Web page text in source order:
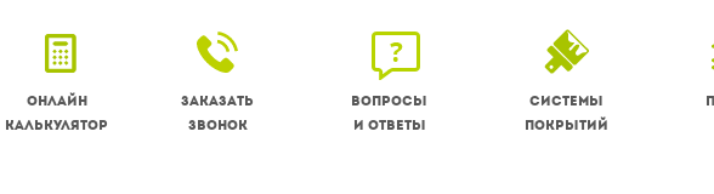
Онлайн
калькулятор
Заказать
звонок
Вопросы
и ответы
Системы
покрытий